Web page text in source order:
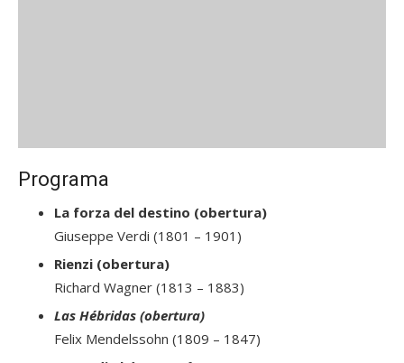
Programa
La forza del destino (obertura)
Giuseppe Verdi (1801 – 1901)
Rienzi (obertura)
Richard Wagner (1813 – 1883)
Las Hébridas (obertura)
Felix Mendelssohn (1809 – 1847)